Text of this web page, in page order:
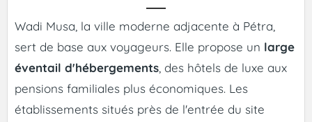
Wadi Musa, la ville moderne adjacente à Pétra,
sert de base aux voyageurs. Elle propose un large
éventail d'hébergements , des hôtels de luxe aux
pensions familiales plus économiques. Les
établissements situés près de l'entrée du site